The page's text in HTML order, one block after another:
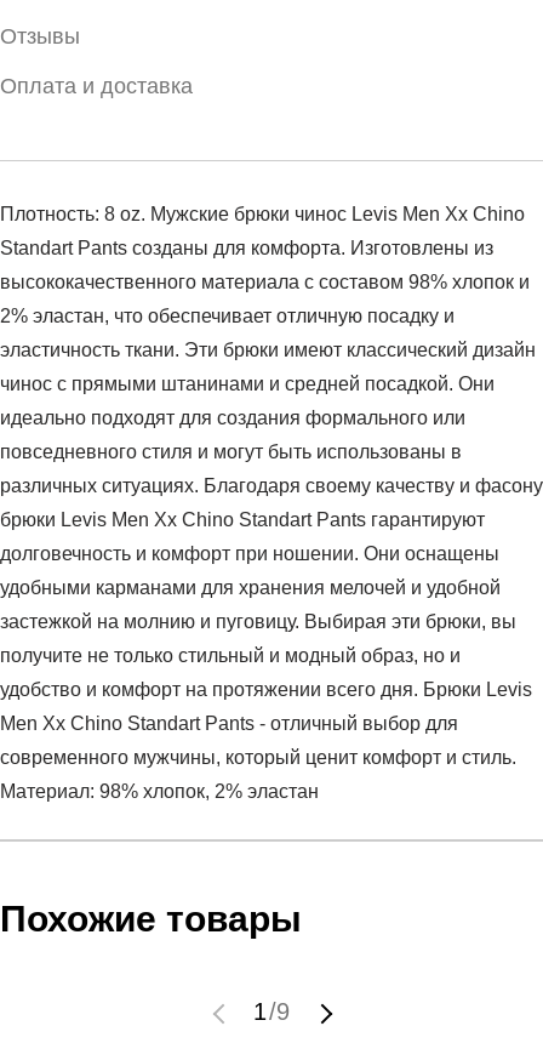
Отзывы
Оплата и доставка
Плотность: 8 oz. Мужские брюки чинос Levis Men Xx Chino
Standart Pants созданы для комфорта. Изготовлены из
высококачественного материала с составом 98% хлопок и
2% эластан, что обеспечивает отличную посадку и
эластичность ткани. Эти брюки имеют классический дизайн
чинос с прямыми штанинами и средней посадкой. Они
идеально подходят для создания формального или
повседневного стиля и могут быть использованы в
различных ситуациях. Благодаря своему качеству и фасону
брюки Levis Men Xx Chino Standart Pants гарантируют
долговечность и комфорт при ношении. Они оснащены
удобными карманами для хранения мелочей и удобной
застежкой на молнию и пуговицу. Выбирая эти брюки, вы
получите не только стильный и модный образ, но и
удобство и комфорт на протяжении всего дня. Брюки Levis
Men Xx Chino Standart Pants - отличный выбор для
современного мужчины, который ценит комфорт и стиль.
Материал: 98% хлопок, 2% эластан
CHINO II
STANDARD TAPER CHINO II
Инструкция по оплате есть в самом конце счета, который
мы не увидим Вашу оплату.
Похожие товары
1/9